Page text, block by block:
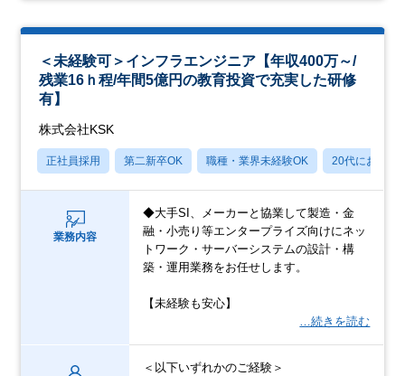
＜未経験可＞インフラエンジニア【年収400万～/
残業16ｈ程/年間5億円の教育投資で充実した研修
有】
株式会社KSK
正社員採用 第二新卒OK 職種・業界未経験OK 20代におすす
業務内容
◆大手SI、メーカーと協業して製造・金
融・小売り等エンタープライズ向けにネッ
トワーク・サーバーシステムの設計・構
築・運用業務をお任せします。
【未経験も安心】
…続きを読む
＜以下いずれかのご経験＞